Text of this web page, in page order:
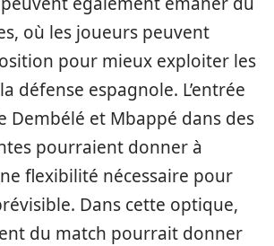
où les joueurs peuvent
pour mieux exploiter les
défense espagnole. L’entrée
Dembélé et Mbappé dans des
pourraient donner à
flexibilité nécessaire pour
Dans cette optique,
du match pourrait donner